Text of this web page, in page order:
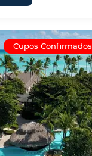
Cupos Confirmados